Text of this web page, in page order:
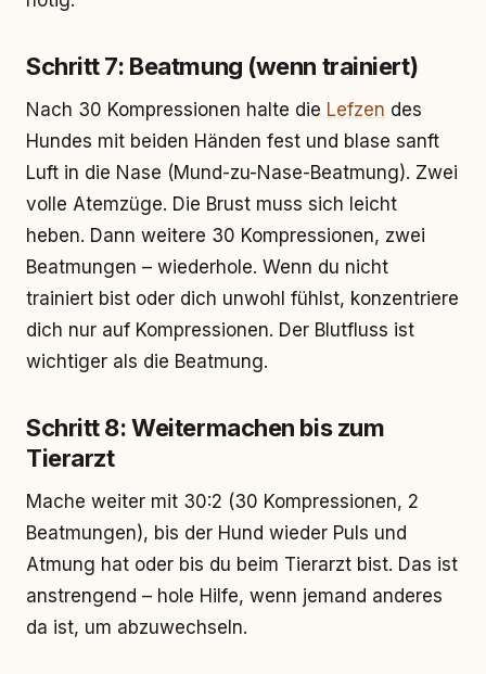
Schritt 7: Beatmung (wenn trainiert)
Nach 30 Kompressionen halte die Lefzen des
Hundes mit beiden Händen fest und blase sanft
Luft in die Nase (Mund-zu-Nase-Beatmung). Zwei
volle Atemzüge. Die Brust muss sich leicht
heben. Dann weitere 30 Kompressionen, zwei
Beatmungen – wiederhole. Wenn du nicht
trainiert bist oder dich unwohl fühlst, konzentriere
dich nur auf Kompressionen. Der Blutfluss ist
wichtiger als die Beatmung.
Schritt 8: Weitermachen bis zum
Tierarzt
Mache weiter mit 30:2 (30 Kompressionen, 2
Beatmungen), bis der Hund wieder Puls und
Atmung hat oder bis du beim Tierarzt bist. Das ist
anstrengend – hole Hilfe, wenn jemand anderes
da ist, um abzuwechseln.